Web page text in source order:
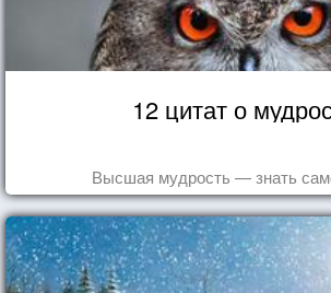
12 цитат о
Высшая мудрость — знать